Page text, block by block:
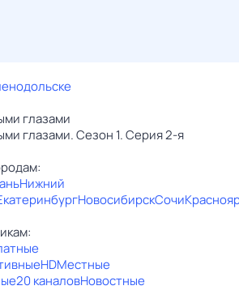
глазами
глазами. Сезон 1. Серия 2-я
Нижний
НовосибирскСочи
HDМестные
20 каналовНовостные